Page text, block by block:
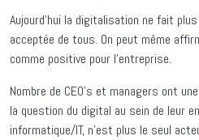
Aujourd’hui la digitalisation ne fait
acceptée de tous. On peut même
comme positive pour l’entreprise.
Nombre de CEO’s et managers ont
la question du digital au sein de leur
informatique/IT, n’est plus le seul